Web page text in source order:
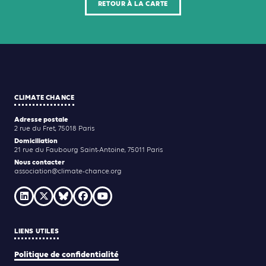
RETOUR À LA CARTE
CLIMATE CHANCE
Adresse postale
2 rue du Fret, 75018 Paris
Domiciliation
21 rue du Faubourg Saint-Antoine, 75011 Paris
Nous contacter
association@climate-chance.org
LIENS UTILES
Politique de confidentialité